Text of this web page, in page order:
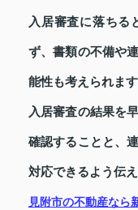
入居審査に落ちる
ず、書類の不備や
能性も考えられます
入居審査の結果を
確認することと、
対応できるよう伝
見附市の不動産なら